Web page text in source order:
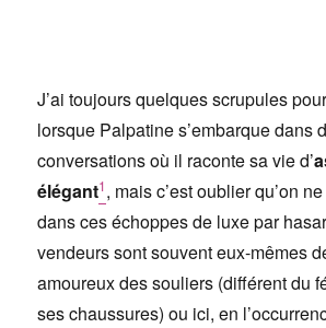
J’ai toujours quelques scrupules
lorsque Palpatine s’embarque dans
conversations où il raconte sa vie d’
élégant1, mais c’est oublier qu’on
dans ces échoppes de luxe par
vendeurs sont souvent eux-mêmes
amoureux des souliers (différent du
ses chaussures) ou ici, en